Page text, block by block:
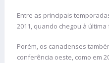
Entre as principais
2011, quando chegou à
Porém, os canadenses
conferência oeste, como em